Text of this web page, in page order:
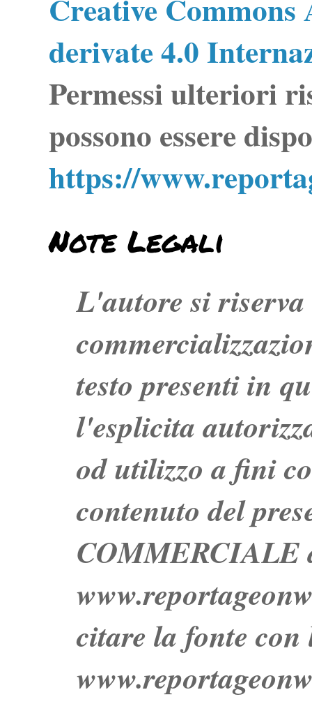
Creative
derivate 4.0
Permessi ulteriori
possono essere
https://
Note Legali
L'autore si
testo presenti in
l'esplicita
od utilizzo a fini
contenuto del
COMMERCIALE
citare la fonte